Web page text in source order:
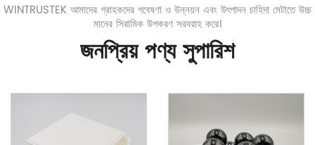
WINTRUSTEK আমাদের গ্রাহকদের গবেষণা ও উন্নয়ন এবং উৎপাদন চাহিদা মেটাতে উচ্চ
মানের সিরামিক উপকরণ সরবরাহ করে।
জনপ্রিয় পণ্য সুপারিশ